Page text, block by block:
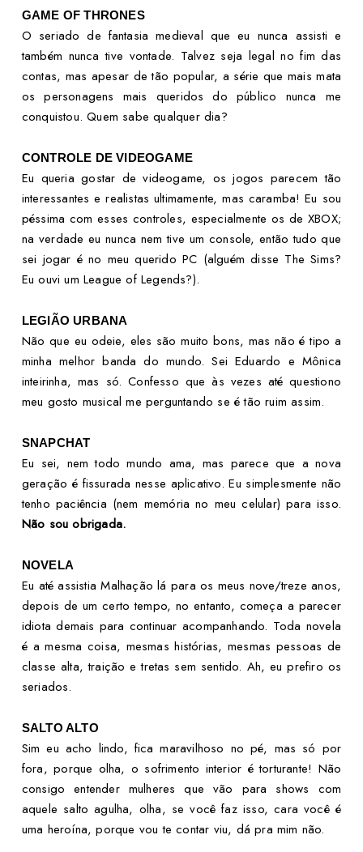
GAME OF THRONES
O seriado de fantasia medieval que eu nunca assisti e
também nunca tive vontade. Talvez seja legal no fim das
contas, mas apesar de tão popular, a série que mais mata
os personagens mais queridos do público nunca me
conquistou. Quem sabe qualquer dia?
CONTROLE DE VIDEOGAME
Eu queria gostar de videogame, os jogos parecem tão
interessantes e realistas ultimamente, mas caramba! Eu sou
péssima com esses controles, especialmente os de XBOX;
na verdade eu nunca nem tive um console, então tudo que
sei jogar é no meu querido PC (alguém disse The Sims?
Eu ouvi um League of Legends?).
LEGIÃO URBANA
Não que eu odeie, eles são muito bons, mas não é tipo a
minha melhor banda do mundo. Sei Eduardo e Mônica
inteirinha, mas só. Confesso que às vezes até questiono
meu gosto musical me perguntando se é tão ruim assim.
SNAPCHAT
Eu sei, nem todo mundo ama, mas parece que a nova
geração é fissurada nesse aplicativo. Eu simplesmente não
tenho paciência (nem memória no meu celular) para isso.
Não sou obrigada.
NOVELA
Eu até assistia Malhação lá para os meus nove/treze anos,
depois de um certo tempo, no entanto, começa a parecer
idiota demais para continuar acompanhando. Toda novela
é a mesma coisa, mesmas histórias, mesmas pessoas de
classe alta, traição e tretas sem sentido. Ah, eu prefiro os
seriados.
SALTO ALTO
Sim eu acho lindo, fica maravilhoso no pé, mas só por
fora, porque olha, o sofrimento interior é torturante! Não
consigo entender mulheres que vão para shows com
aquele salto agulha, olha, se você faz isso, cara você é
uma heroína, porque vou te contar viu, dá pra mim não.